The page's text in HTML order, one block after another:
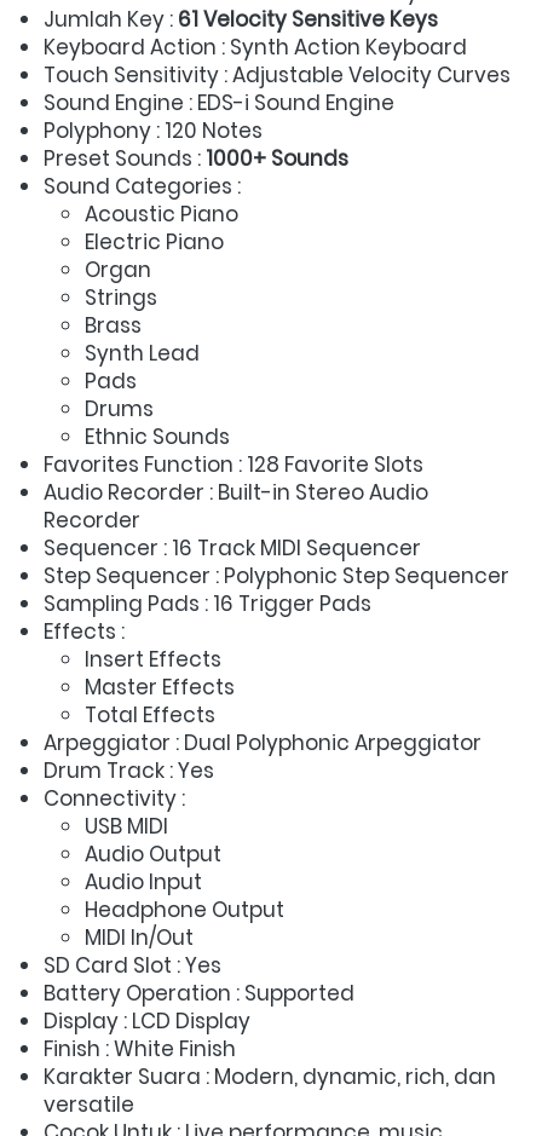
Jumlah Key : 61 Velocity Sensitive Keys
Keyboard Action : Synth Action Keyboard
Touch Sensitivity : Adjustable Velocity Curves
Sound Engine : EDS-i Sound Engine
Polyphony : 120 Notes
Preset Sounds : 1000+ Sounds
Sound Categories :
Acoustic Piano
Electric Piano
Organ
Strings
Brass
Synth Lead
Pads
Drums
Ethnic Sounds
Favorites Function : 128 Favorite Slots
Audio Recorder : Built-in Stereo Audio
Recorder
Sequencer : 16 Track MIDI Sequencer
Step Sequencer : Polyphonic Step Sequencer
Sampling Pads : 16 Trigger Pads
Effects :
Insert Effects
Master Effects
Total Effects
Arpeggiator : Dual Polyphonic Arpeggiator
Drum Track : Yes
Connectivity :
USB MIDI
Audio Output
Audio Input
Headphone Output
MIDI In/Out
SD Card Slot : Yes
Battery Operation : Supported
Display : LCD Display
Finish : White Finish
Karakter Suara : Modern, dynamic, rich, dan
versatile